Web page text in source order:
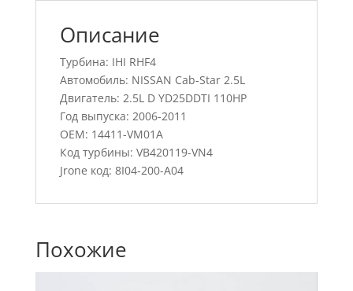
Описание
Турбина: IHI RHF4
Автомобиль: NISSAN Cab-Star 2.5L
Двигатель: 2.5L D YD25DDTI 110HP
Год выпуска: 2006-2011
OEM: 14411-VM01A
Код турбины: VB420119-VN4
Jrone код: 8I04-200-A04
Похожие